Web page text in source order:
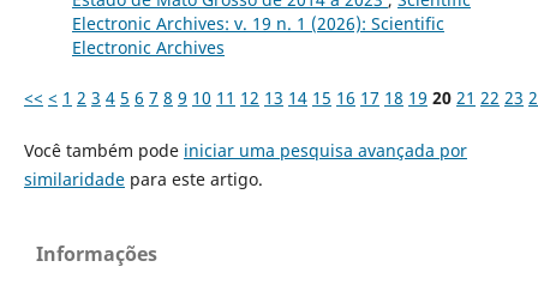
Electronic Archives: v. 19 n. 1 (2026): Scientific
Electronic Archives
<< < 1 2 3 4 5 6 7 8 9 10 11 12 13 14 15 16 17 18 19 20 21 22 23
Você também pode iniciar uma pesquisa avançada por
similaridadepara este artigo.
Informações